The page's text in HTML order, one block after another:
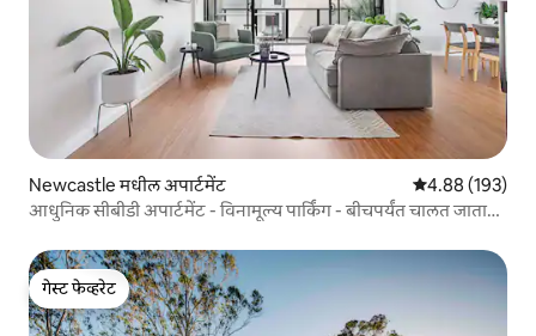
Newcastle मधील अपार्टमेंट 5 पैकी 4.88
4.88 (193)
आधुनिक सीबीडी अपार्टमेंट - विनामूल्य पार्किंग - बीचपर्यंत चालत जाता
गेस्ट फेव्हरेट
गेस्ट फेव्हरेट